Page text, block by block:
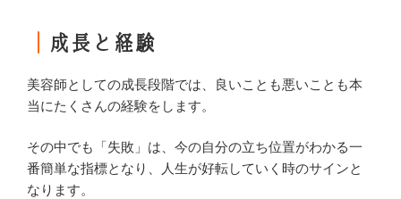
成長と経験
美容師としての成長段階では、良いことも悪いことも本
当にたくさんの経験をします。
その中でも「失敗」は、今の自分の立ち位置がわかる一
番簡単な指標となり、人生が好転していく時のサインと
なります。